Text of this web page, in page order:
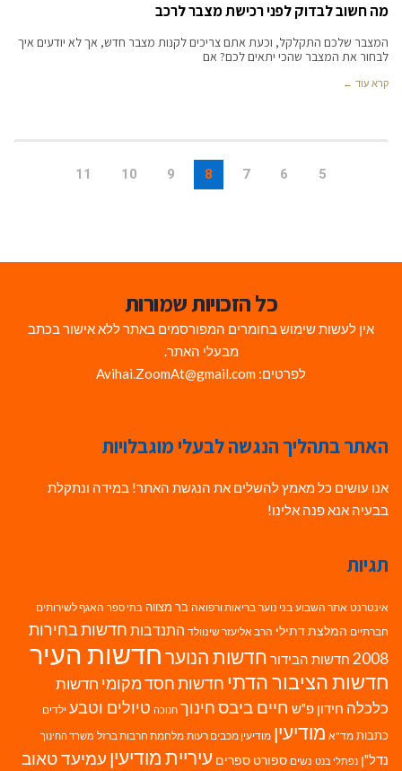
מה חשוב לבדוק לפני רכישת מצבר לרכב
המצבר שלכם התקלקל, וכעת אתם צריכים לקנות מצבר חדש, אך לא יודעים איך
לבחור את המצבר שהכי יתאים לכם? אם
קרא עוד ←
5
6
7
8
9
10
11
כל הזכויות שמורות
אין לעשות שימוש בחומרים המפורסמים באתר ללא אישור בכתב
מבעלי האתר.
לפרטים: Avihai.ZoomAt@gmail.com
האתר בתהליך הנגשה לבעלי מוגבלויות
אנו עושים כל מאמץ להשלים את הנגשת האתר! במידה ונתקלת
בבעיה אנא פנה אלינו!
תגיות
אינטרנט אתר השבוע בני נוער בריאות ורפואה בר מצווה בתי ספר האגף לשירותים
חברתיים המלצת דתילי הרב אליעזר שינוולד התנדבות חדשות בחירות
2008 חדשות הבידור חדשות הנוערחדשות העיר
חדשות הציבור הדתי חדשות חסד מקומי חדשות
כלכלה חידון פ"ש חיים ביבסחינוך חנוכה טיולים וטבע ילדים
כתבות מד"א מודיעין מודיעין מכבים רעות מלחמת חרבות ברזל משרד החינוך
נדל"ן נפתלי בנט נשים ספורט ספרים עיריית מודיעין עמיעד טאוב